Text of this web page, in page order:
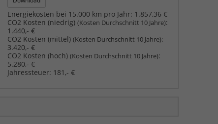
Energiekosten bei 15.000 km pro Jahr: 1.857,36 €
CO2 Kosten (niedrig)(Kosten Durchschnitt 10 Jahre):
1.440,- €
CO2 Kosten (mittel)(Kosten Durchschnitt 10 Jahre):
3.420,- €
CO2 Kosten (hoch)(Kosten Durchschnitt 10 Jahre):
5.280,- €
Jahressteuer: 181,- €